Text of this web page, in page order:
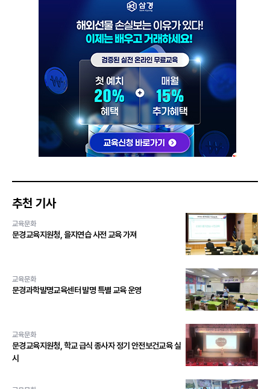
추천 기사
교육문화
문경교육지원청, 을지연습 사전 교육 가져
교육문화
문경과학발명교육센터 발명 특별 교육 운영
교육문화
문경교육지원청, 학교 급식 종사자 정기 안전보건교육 실
시